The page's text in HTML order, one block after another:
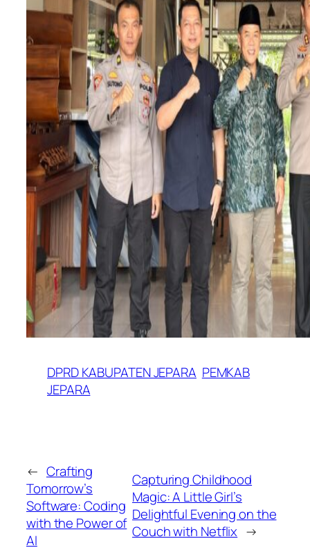
DPRD KABUPATEN JEPARA PEMKAB
JEPARA
← Crafting
Tomorrow’s
Software: Coding
with the Power of
AI
Capturing Childhood
Magic: A Little Girl’s
Delightful Evening on the
Couch with Netflix →